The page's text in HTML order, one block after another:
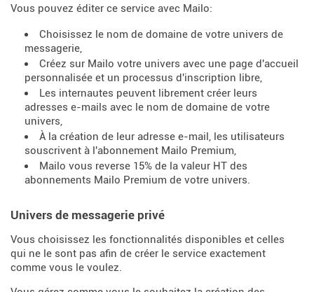
Vous pouvez éditer ce service avec Mailo:
Choisissez le nom de domaine de votre univers de
messagerie,
Créez sur Mailo votre univers avec une page d'accueil
personnalisée et un processus d'inscription libre,
Les internautes peuvent librement créer leurs
adresses e-mails avec le nom de domaine de votre
univers,
À la création de leur adresse e-mail, les utilisateurs
souscrivent à l'abonnement Mailo Premium,
Mailo vous reverse 15% de la valeur HT des
abonnements Mailo Premium de votre univers.
Univers de messagerie privé
Vous choisissez les fonctionnalités disponibles et celles
qui ne le sont pas afin de créer le service exactement
comme vous le voulez.